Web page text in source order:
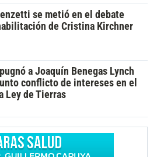
se metió en el debate
de Cristina Kirchner
a Joaquín Benegas Lynch
conflicto de intereses en el
Ley de Tierras